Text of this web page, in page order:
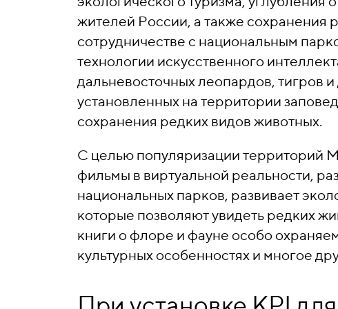
жителей России, а также сохранения
сотрудничестве с национальным
технологии искусственного
дальневосточных леопардов, тигров
установленных на территории
сохранения редких видов животных.
С целью популяризации территорий
фильмы в виртуальной реальности,
национальных парков, развивает
которые позволяют увидеть редких
книги о флоре и фауне особо
культурных особенностях и многое